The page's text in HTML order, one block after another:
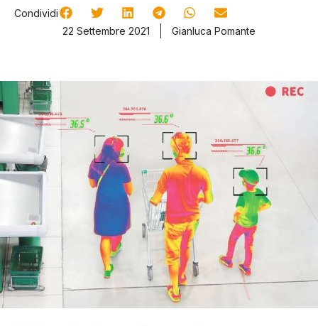
Condividi
22 Settembre 2021
Gianluca Pomante